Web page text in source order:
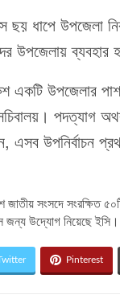
ছয় ধাপে উপজেলা
উপজেলায় ব্যবহার
উপজেলার
পদত্যাগ
এসব উপনির্বাচন
সংসদে সংরক্ষিত
জন্য উদ্যোগ নিয়েছে ইসি।
Pinterest